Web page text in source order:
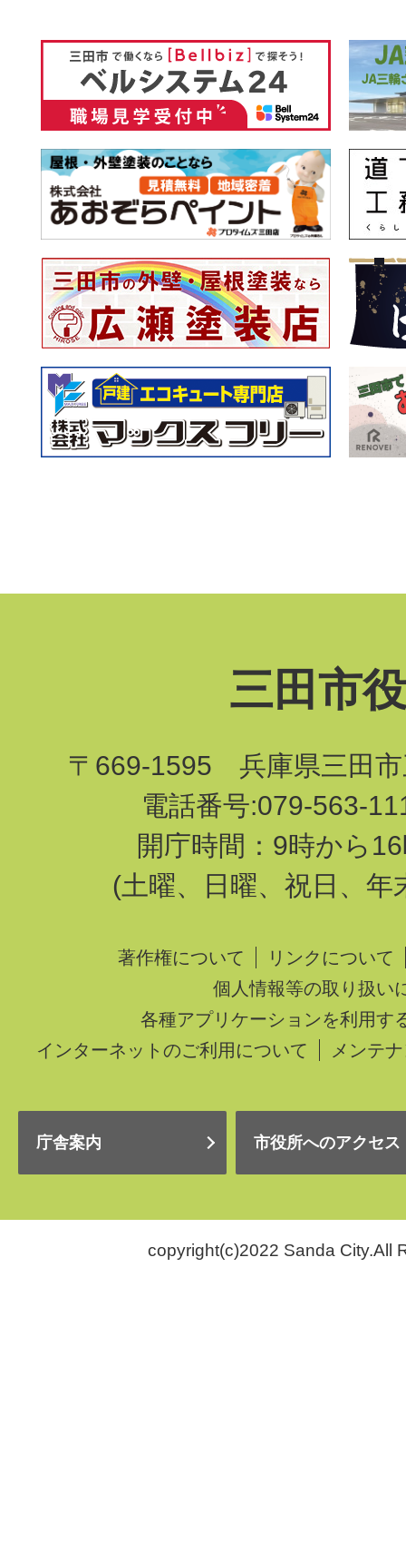
三田市
〒669-1595 兵庫県三田市
電話番号:079-563-
開庁時間：9時から
(土曜、日曜、祝日、年
著作権について
リンクについて
個人情報等の取り扱い
各種アプリケーションを利用す
インターネットのご利用について
メンテ
庁舎案内 市役所へのアクセス
copyright(c)2022 Sanda City.All